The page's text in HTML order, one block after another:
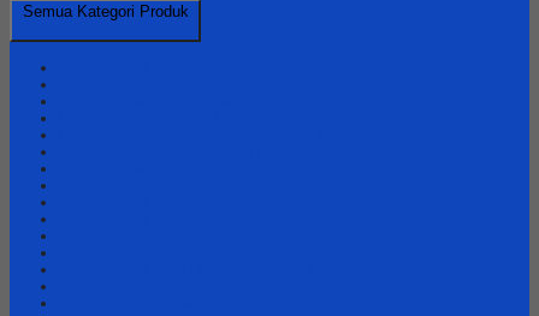
Semua Kategori Produk